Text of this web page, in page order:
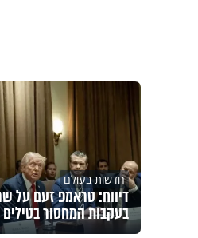
חדשות בעולם
דיווח: טראמפ זעם על
בעקבות המחסור